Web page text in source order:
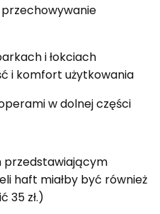
i łokciach
i komfort użytkowania
w dolnej części
przedstawiającym
haft miałby być również
35 zł.)